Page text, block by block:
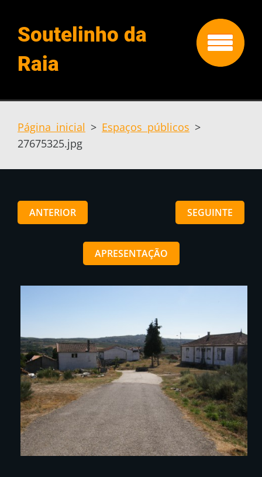
Soutelinho da
Raia
Página inicial > Espaços públicos >
27675325.jpg
ANTERIOR SEGUINTE
APRESENTAÇÃO